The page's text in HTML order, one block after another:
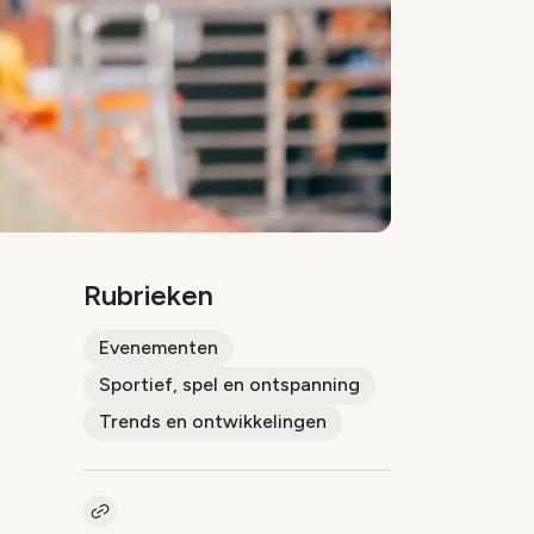
Rubrieken
Evenementen
Sportief, spel en ontspanning
Trends en ontwikkelingen
Kopieer link naar artikel